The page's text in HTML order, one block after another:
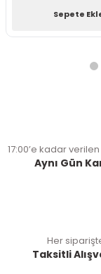
Sepete
17:00’e kadar
Aynı Gün
Her
Taksitli